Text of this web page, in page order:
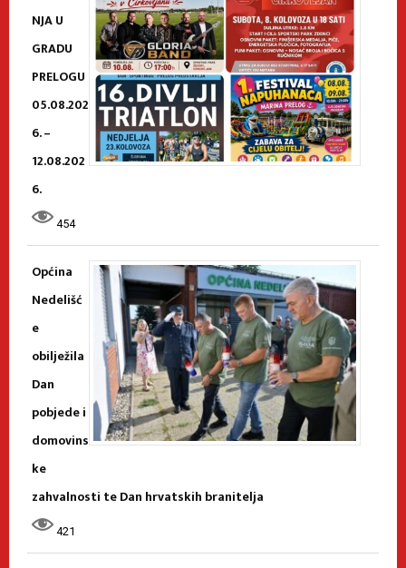
NJA U
GRADU
PRELOGU
05.08.202
6. –
12.08.202
6.
454
Općina
Nedelišć
e
obilježila
Dan
pobjede i
domovins
ke
zahvalnosti te Dan hrvatskih branitelja
421